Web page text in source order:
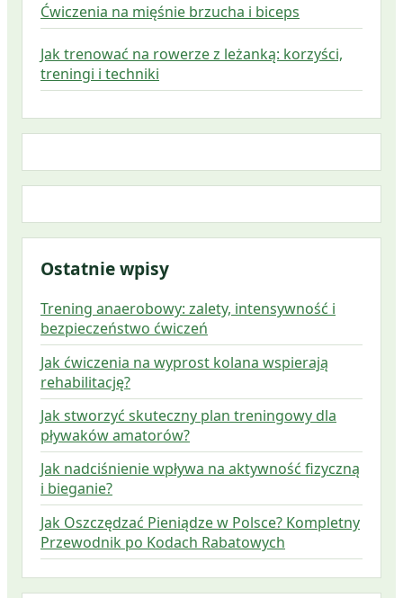
Ćwiczenia na mięśnie brzucha i biceps
Jak trenować na rowerze z leżanką: korzyści,
treningi i techniki
Ostatnie wpisy
Trening anaerobowy: zalety, intensywność i
bezpieczeństwo ćwiczeń
Jak ćwiczenia na wyprost kolana wspierają
rehabilitację?
Jak stworzyć skuteczny plan treningowy dla
pływaków amatorów?
Jak nadciśnienie wpływa na aktywność fizyczną
i bieganie?
Jak Oszczędzać Pieniądze w Polsce? Kompletny
Przewodnik po Kodach Rabatowych